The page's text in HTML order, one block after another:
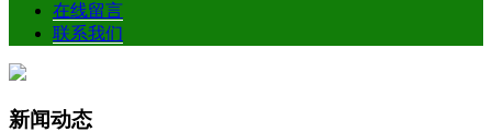
在线留言
联系我们
新闻动态